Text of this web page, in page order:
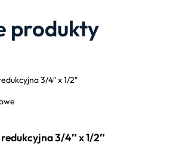
produkty
3/4″ x 1/2″